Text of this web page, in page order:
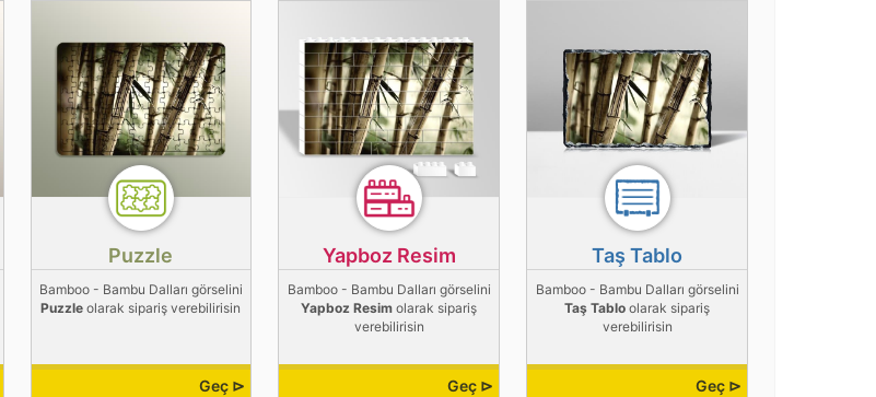
Puzzle
Bamboo - Bambu Dalları görselini
Puzzle olarak sipariş verebilirisin
Geç ⊳
Yapboz Resim
Bamboo - Bambu Dalları görselini
Yapboz Resim olarak sipariş
verebilirisin
Geç ⊳
Taş Tablo
Bamboo - Bambu Dalları görselini
Taş Tablo olarak sipariş
verebilirisin
Geç ⊳